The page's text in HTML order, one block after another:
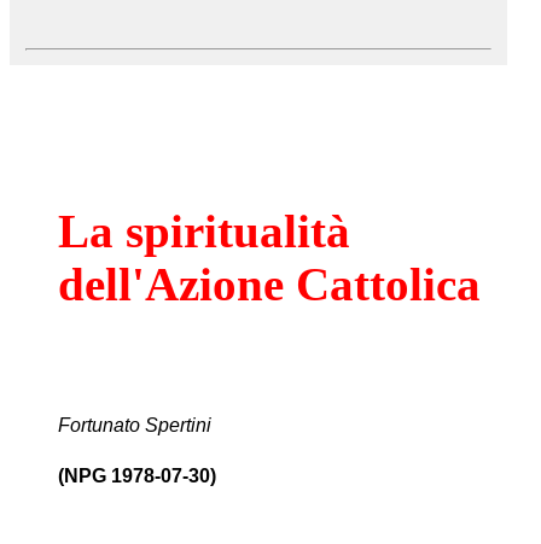
La spiritualità
dell'Azione Cattolica
Fortunato Spertini
(NPG 1978-07-30)